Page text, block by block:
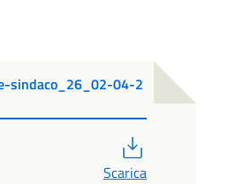
sindaco_26_02-04-2
Scarica